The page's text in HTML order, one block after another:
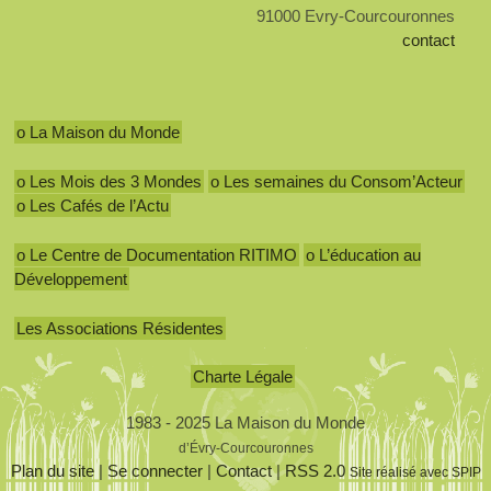
91000 Evry-Courcouronnes
contact
o La Maison du Monde
o Les Mois des 3 Mondes o Les semaines du Consom’Acteur
o Les Cafés de l’Actu
o Le Centre de Documentation RITIMO o L’éducation au
Développement
Les Associations Résidentes
Charte Légale
1983 - 2025 La Maison du Monde
d’Évry-Courcouronnes
Plan du site| Se connecter| Contact|RSS 2.0 Site réalisé avec SPIP